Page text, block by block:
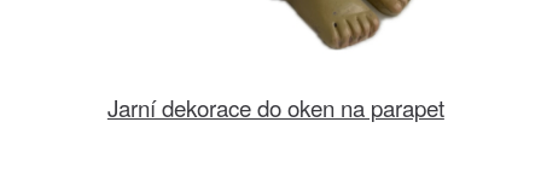
Jarní dekorace do oken na parapet